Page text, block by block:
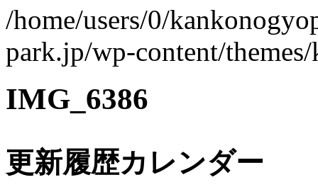
/home/users/0/
park.jp/wp-content/
IMG_6386
更新履歴カレンダー